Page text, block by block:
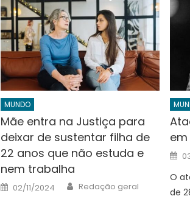
MUNDO
Mãe entra na Justiça para
deixar de sustentar filha de
22 anos que não estuda e
nem trabalha
Posted
on
02/11/2024 Author
Redação geral
on
O
de